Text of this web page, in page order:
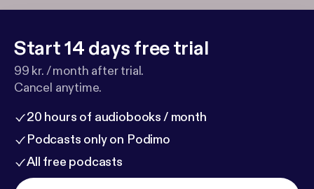
Start 14 days free trial
99 kr. / month after trial.
Cancel anytime.
20 hours of audiobooks / month
Podcasts only on Podimo
All free podcasts